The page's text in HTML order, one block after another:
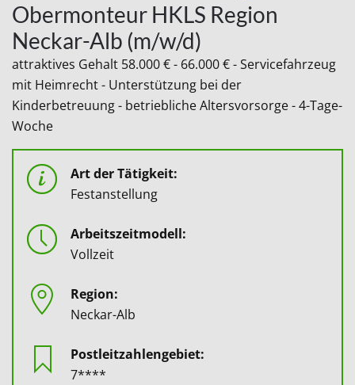
Obermonteur HKLS Region
Neckar-Alb (m/w/d)
attraktives Gehalt 58.000 € - 66.000 € - Servicefahrzeug
mit Heimrecht - Unterstützung bei der
Kinderbetreuung - betriebliche Altersvorsorge - 4-Tage-
Woche
Art der Tätigkeit:
Festanstellung
Arbeitszeitmodell:
Vollzeit
Region:
Neckar-Alb
Postleitzahlengebiet:
7****